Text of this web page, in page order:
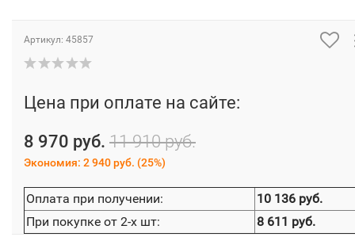
Артикул: 45857
Цена при оплате на сайте:
8 970 руб. 11 910 руб.
Экономия: 2 940 руб. (25%)
Оплата при получении:
10 136 руб.
При покупке от 2-х шт:
8 611 руб.